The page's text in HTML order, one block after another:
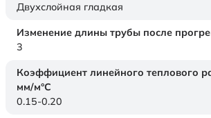
Двухслойная гладкая
Изменение длины трубы после
3
Коэффициент линейного теплового
мм/м°С
0.15-0.20